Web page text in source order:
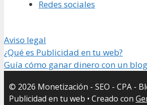
Redes sociales
Aviso legal
¿Qué es Publicidad en tu web?
Guía cómo ganar dinero con un blog
© 2026 Monetización - SEO - CPA -
Publicidad en tu web • Creado con